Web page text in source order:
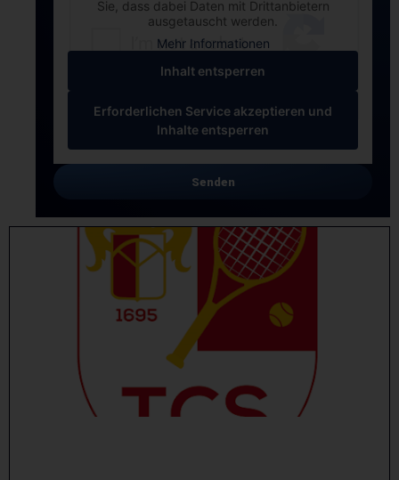
Sie, dass dabei Daten mit Drittanbietern
ausgetauscht werden.
Mehr Informationen
Inhalt entsperren
Erforderlichen Service akzeptieren und
Inhalte entsperren
Senden